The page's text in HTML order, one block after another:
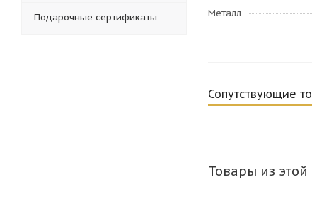
Металл
Сопутствующие
Товары из этой
Подарочные сертификаты